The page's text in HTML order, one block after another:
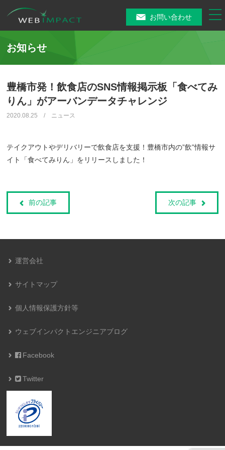
お問い合わせ
お知らせ
豊橋市発！飲食店のSNS情報掲示板「食べてみ
りん」がアーバンデータチャレンジ
2020.08.25 / ニュース
テイクアウトやデリバリーで飲食店を支援！豊橋市内の”飲”情報サ
イト「食べてみりん」をリリースしました！
前の記事 次の記事
運営会社
サイトマップ
個人情報保護方針等
ウェブインパクトエンジニアブログ
Facebook
Twitter